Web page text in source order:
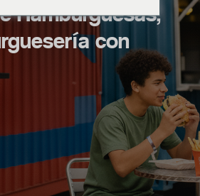
Hamburguesas,
con